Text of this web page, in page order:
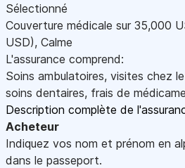
Sélectionné
Couverture médicale sur 35,000
USD), Calme
L'assurance comprend:
Soins ambulatoires, visites chez
soins dentaires, frais de
Description complète de
Acheteur
Indiquez vos nom et prénom en
dans le passeport.